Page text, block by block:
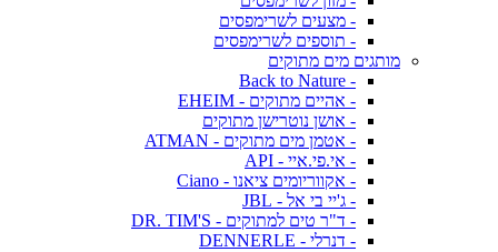
- מצעים לשרימפסים
- תוספים לשרימפסים
מותגים מים מתוקים
- Back to Nature
- אהיים מתוקים - EHEIM
- אושן נוטרישן מתוקים
- אטמן מים מתוקים - ATMAN
- אי.פי.איי - API
- אקווריומים ציאנו - Ciano
- ג'יי בי אל - JBL
- ד"ר טים למתוקים - DR. TIM'S
- דנרלי - DENNERLE